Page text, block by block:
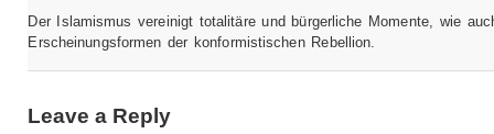
Der Islamismus vereinigt totalitäre und bürgerliche Momente, wie
Erscheinungsformen der konformistischen Rebellion.
Leave a Reply